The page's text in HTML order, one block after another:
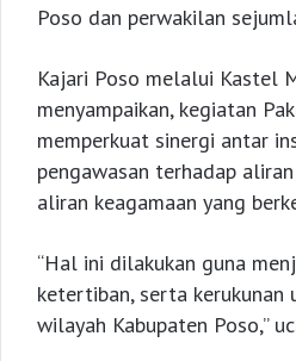
Poso dan perwakilan
Kajari Poso melalui Kastel
menyampaikan, kegiatan
memperkuat sinergi antar
pengawasan terhadap
aliran keagamaan yang
“Hal ini dilakukan guna
ketertiban, serta kerukunan
wilayah Kabupaten Poso,”